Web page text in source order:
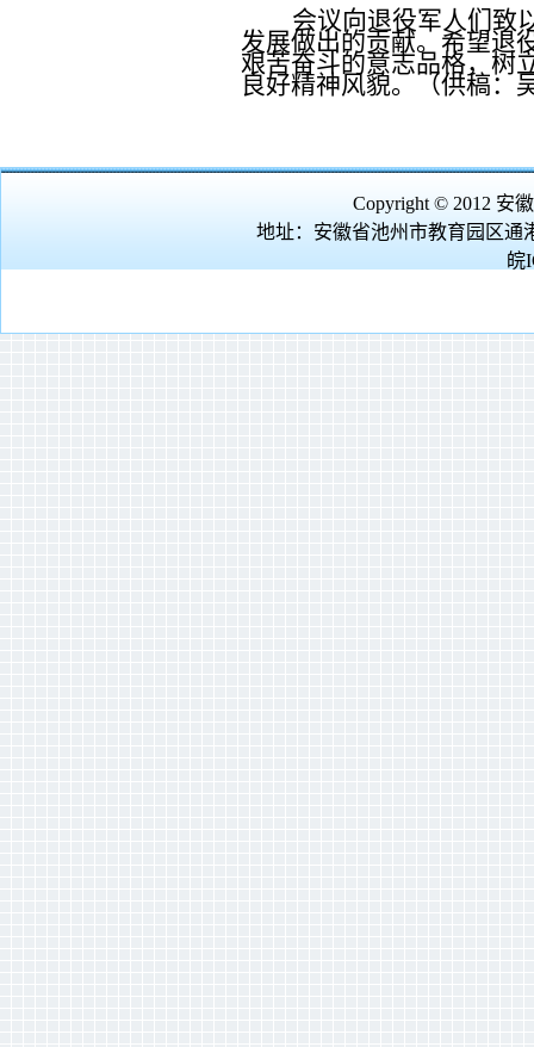
会议向退役军人们致
发展做出的贡献。希望退
艰苦奋斗的意志品格，树
良好精神风貌。（供稿：
Copyright © 2012 安
地址：安徽省池州市教育园区
皖